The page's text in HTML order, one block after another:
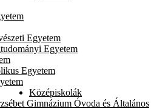
Egyetem
Egyetem
Egyetem
Középiskolák
Gimnázium Óvoda és Általános